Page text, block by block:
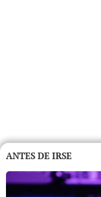
ANTES DE IRSE